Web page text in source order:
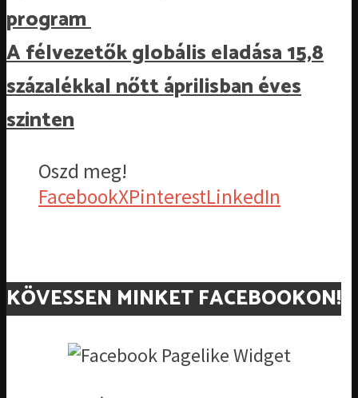
program
A félvezetők globális eladása 15,8
százalékkal nőtt áprilisban éves
szinten
Oszd meg!
FacebookXPinterestLinkedIn
KÖVESSEN MINKET FACEBOOKON!